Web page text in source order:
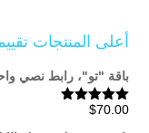
أعلى المنتجات
باقة "تو"، رابط نصي واحد في 34 موقع
تم التقييم
$70.00